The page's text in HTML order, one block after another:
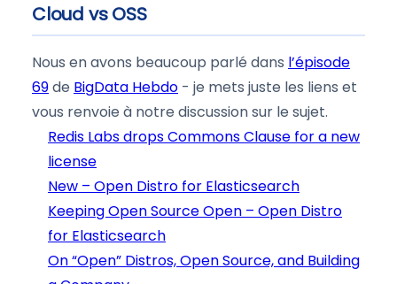
Cloud vs OSS
Nous en avons beaucoup parlé dans l’épisode
69de BigData Hebdo - je mets juste les liens et
vous renvoie à notre discussion sur le sujet.
Redis Labs drops Commons Clause for a new
license
New – Open Distro for Elasticsearch
Keeping Open Source Open – Open Distro
for Elasticsearch
On “Open” Distros, Open Source, and Building